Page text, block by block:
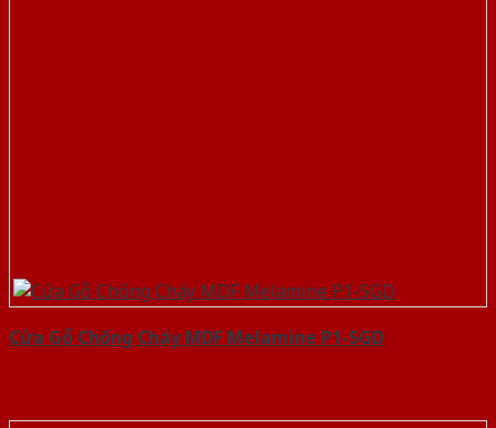
Cửa Gỗ Chống Cháy MDF Melamine P1-SGD